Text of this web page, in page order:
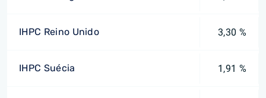
IHPC Reino Unido 3,30 %
IHPC Suécia 1,91 %